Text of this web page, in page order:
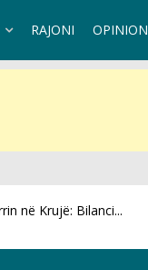
RAJONI OPINION
në terren,...